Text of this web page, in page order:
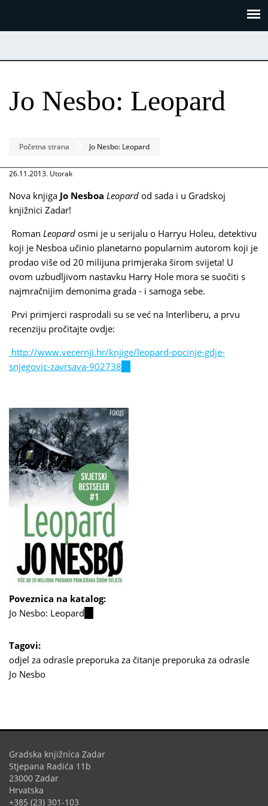
Jo Nesbo: Leopard
Početna strana Jo Nesbo: Leopard
26.11.2013. Utorak
Nova knjiga Jo Nesboa Leopard od sada i u Gradskoj
knjižnici Zadar!
Roman Leopard osmi je u serijalu o Harryu Holeu, detektivu
koji je Nesboa učinio planetarno popularnim autorom koji je
prodao više od 20 milijuna primjeraka širom svijeta! U
ovom uzbudljivom nastavku Harry Hole mora se suočiti s
najmračnijim demonima grada - i samoga sebe.
Prvi primjerci rasprodali su se već na Interliberu, a prvu
recenziju pročitajte ovdje:
http://www.vecernji.hr/knjige/leopard-pocinje-gdje-
snjegovic-zavrsava-902738
Poveznica na katalog:
Jo Nesbo: Leopard
Tagovi:
odjel za odrasle preporuka za čitanje preporuka za odrasle
Jo Nesbo
Gradska knjižnica Zadar
Stjepana Radića 11b
23000 Zadar
Hrvatska
+385 (23) 301-103